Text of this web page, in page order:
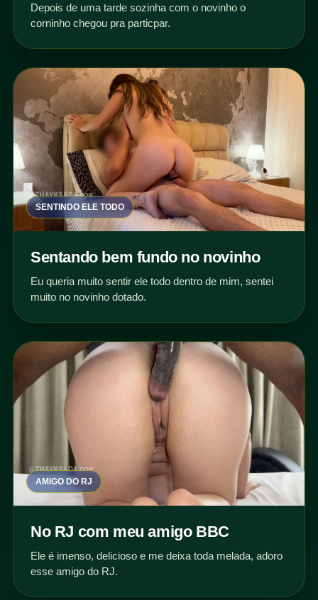
Depois de uma tarde sozinha com o novinho o
corninho chegou pra particpar.
SENTINDO ELE TODO
Sentando bem fundo no novinho
Eu queria muito sentir ele todo dentro de mim, sentei
muito no novinho dotado.
AMIGO DO RJ
No RJ com meu amigo BBC
Ele é imenso, delicioso e me deixa toda melada, adoro
esse amigo do RJ.